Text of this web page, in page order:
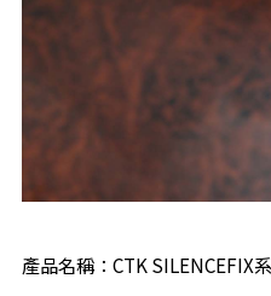
產品名稱：CTK SILENCEFIX